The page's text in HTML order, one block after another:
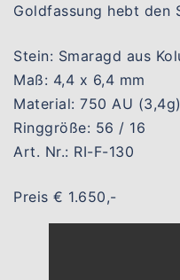
Goldfassung hebt den
Stein: Smaragd aus
Maß: 4,4 x 6,4 mm
Material: 750 AU (3,4g)
Ringgröße: 56 / 16
Art. Nr.: RI-F-130
Preis € 1.650,-